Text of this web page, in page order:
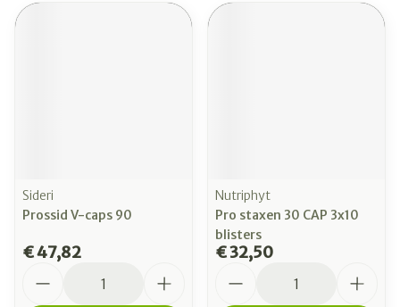
Sideri
Prossid V-caps 90
€ 47,82
Nutriphyt
Pro staxen 30 CAP 3x10
blisters
€ 32,50